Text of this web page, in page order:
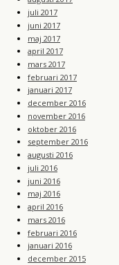
juli 2017
juni 2017
maj 2017
april 2017
mars 2017
februari 2017
januari 2017
december 2016
november 2016
oktober 2016
september 2016
augusti 2016
juli 2016
juni 2016
maj 2016
april 2016
mars 2016
februari 2016
januari 2016
december 2015